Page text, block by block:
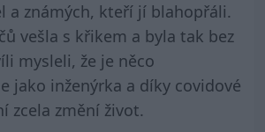
a známých, kteří jí blahopřáli.
vešla s křikem a byla tak bez
mysleli, že je něco
jako inženýrka a díky covidové
zcela změní život.